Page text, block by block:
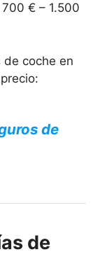
€ – 1.500
de coche en
de
de